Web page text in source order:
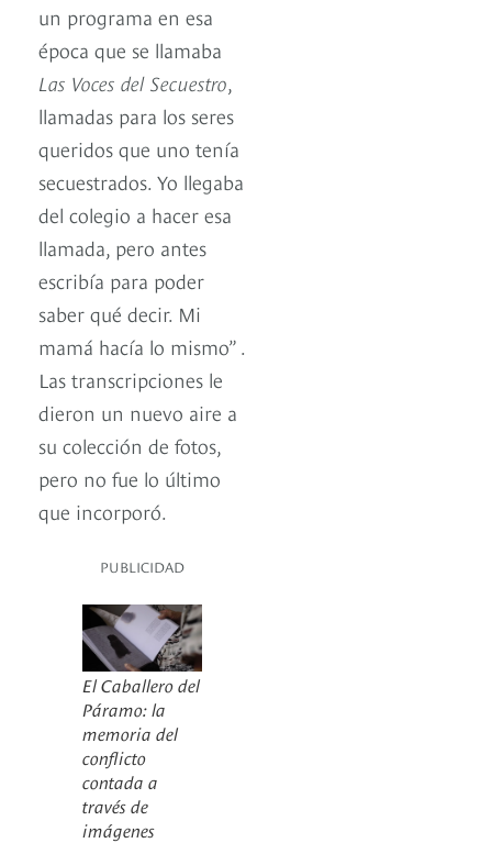
un programa en esa
época que se llamaba
Las Voces del Secuestro
llamadas para los seres
queridos que uno tenía
secuestrados. Yo llegaba
del colegio a hacer esa
llamada, pero antes
escribía para poder
saber qué decir. Mi
mamá hacía lo mismo” .
Las transcripciones le
dieron un nuevo aire a
su colección de fotos,
pero no fue lo último
que incorporó.
PUBLICIDAD
El Caballero del
Páramo: la
memoria del
conflicto
contada a
través de
imágenes